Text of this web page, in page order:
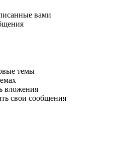
темы
вложения
свои сообщения